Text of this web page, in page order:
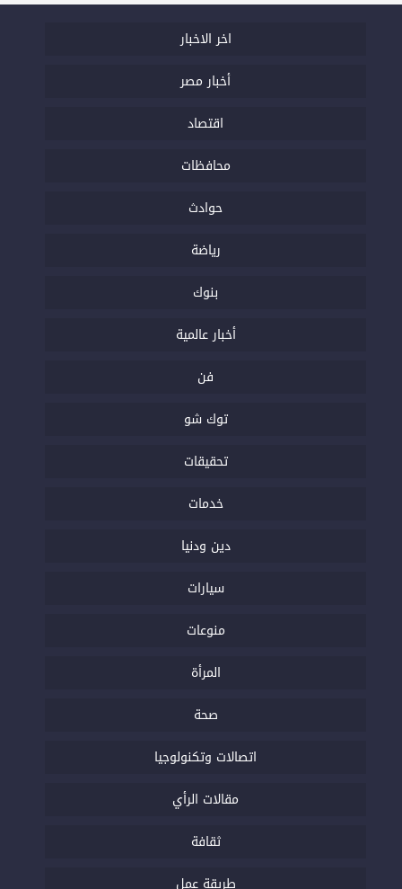
اخر الاخبار
أخبار مصر
اقتصاد
محافظات
حوادث
رياضة
بنوك
أخبار عالمية
فن
توك شو
تحقيقات
خدمات
دين ودنيا
سيارات
منوعات
المرأة
صحة
اتصالات وتكنولوجيا
مقالات الرأي
ثقافة
طريقة عمل